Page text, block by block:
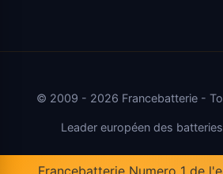
© 2009 - 2026 Francebatterie -
Leader européen des
Francebatterie Numero 1 de